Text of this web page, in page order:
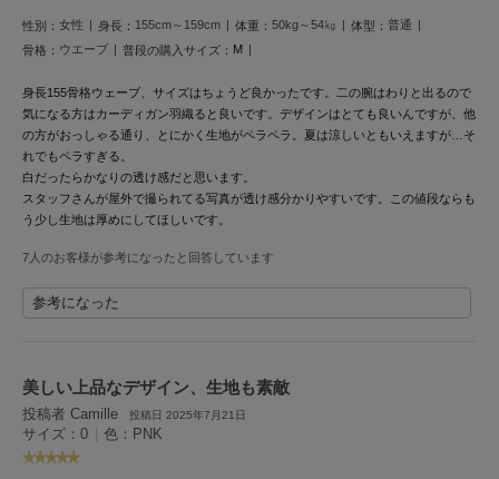
リリーブラウン
リリーブラウンランジェリー
LITTLE UNION TOKYO
リトルユニオン トウキョウ
メイドオブオーガニクス
MICHU COQUETTE
ミチュ コケット
ミースロエ
miies miim
ミーエスミーム
性別： 女性 身長： 155cm～159cm 体重： 50kg～54㎏ 体型： 普通
骨格： ウエーブ 普段の購入サイズ： M
身長155骨格ウェーブ、サイズはちょうど良かったです。二の腕はわりと出るので
気になる方はカーディガン羽織ると良いです。デザインはとても良いんですが、他
の方がおっしゃる通り、とにかく生地がペラペラ。夏は涼しいともいえますが…そ
れでもペラすぎる。
白だったらかなりの透け感だと思います。
スタッフさんが屋外で撮られてる写真が透け感分かりやすいです。この値段ならも
う少し生地は厚めにしてほしいです。
7人のお客様が参考になったと回答しています
参考になった
美しい上品なデザイン、生地も素敵
投稿者 Camille 投稿日 2025年7月21日
サイズ：0 色：PNK